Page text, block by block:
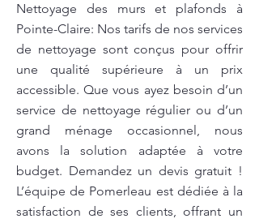
Nettoyage des murs et plafonds à
Pointe-Claire: Nos tarifs de nos services
de nettoyage sont conçus pour offrir
une qualité supérieure à un prix
accessible. Que vous ayez besoin d’un
service de nettoyage régulier ou d’un
grand ménage occasionnel, nous
avons la solution adaptée à votre
budget. Demandez un devis gratuit !
L’équipe de Pomerleau est dédiée à la
satisfaction de ses clients, offrant un